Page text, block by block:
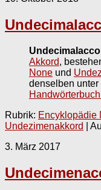
Akkord,
None und
denselben unter
Rubrik: Encyklopädie
Undezimenakkord
|
3. März 2017